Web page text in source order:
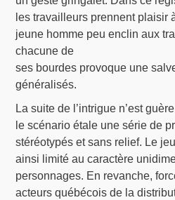
les travailleurs prennent plaisir
jeune homme peu enclin aux
chacune de
ses bourdes provoque une
généralisés.
La suite de l’intrigue n’est
le scénario étale une série de
stéréotypés et sans relief. Le
ainsi limité au caractère
personnages. En revanche,
acteurs québécois de la